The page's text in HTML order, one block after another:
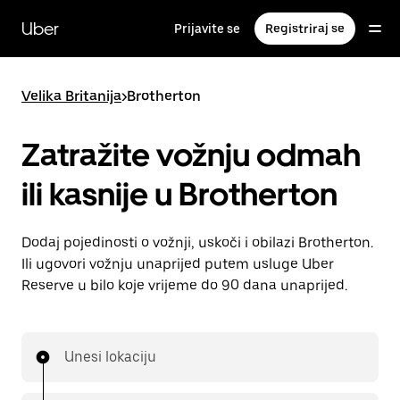
glavni
sadržaj
Uber Prijavite se Registriraj se
Velika Britanija>Brotherton
Zatražite vožnju odmah
ili kasnije u Brotherton
Dodaj pojedinosti o vožnji, uskoči i obilazi Brotherton.
Ili ugovori vožnju unaprijed putem usluge Uber
Reserve u bilo koje vrijeme do 90 dana unaprijed.
Unesi lokaciju